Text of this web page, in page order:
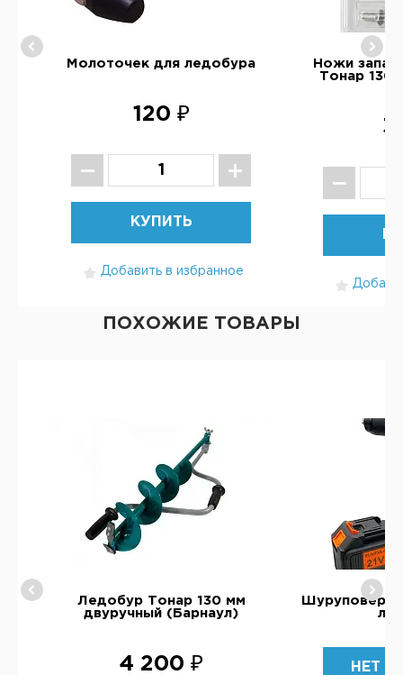
Молоточек для ледобура
120 ₽
КУПИТЬ
Добавить в избранное
Ножи
Тонар 130
ПОХОЖИЕ ТОВАРЫ
Ледобур Тонар 130 мм
двуручный (Барнаул)
4 200 ₽
Шуруповерт
НЕТ В